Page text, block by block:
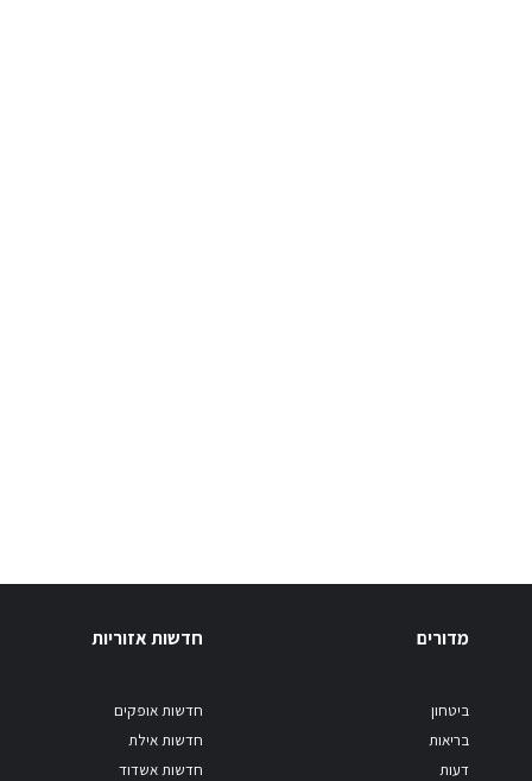
מדורים
ביטחון
בריאות
דעות
חדשות אזוריות
חדשות אופקים
חדשות אילת
חדשות אשדוד